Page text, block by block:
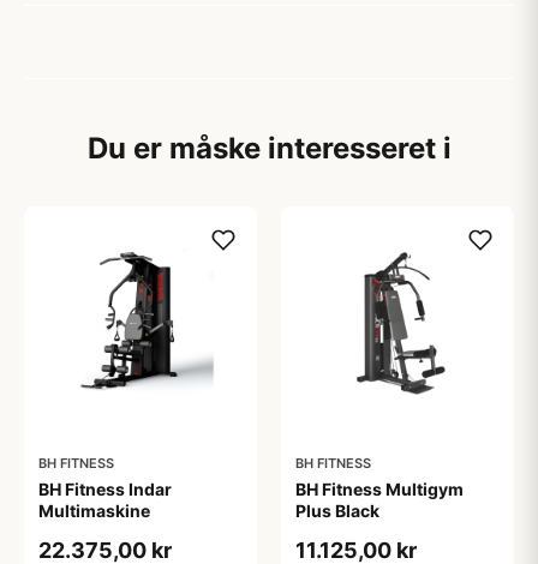
Du er måske interesseret i
BH FITNESS
BH Fitness Indar
Multimaskine
22.375,00 kr
BH FITNESS
BH Fitness Multigym
Plus Black
11.125,00 kr